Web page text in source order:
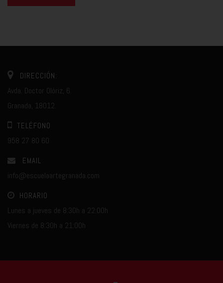
DIRECCIÓN:
Avda. Doctor Olóriz, 6.
Granada, 18012.
TELÉFONO
958 27 80 60
EMAIL
info@escuelaartegranada.com
HORARIO
Lunes a jueves de 8:30h a 22:00h
Viernes de 8:30h a 21:00h